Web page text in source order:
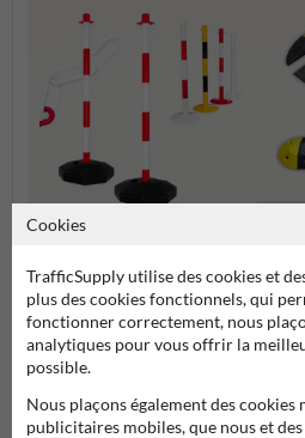
guidage
Parkings et
Cookies
TrafficSupply utilise des cookies et
plus des cookies fonctionnels, qui
fonctionner correctement, nous
analytiques pour vous offrir la
possible.
Nous plaçons également des
publicitaires mobiles, que nous et